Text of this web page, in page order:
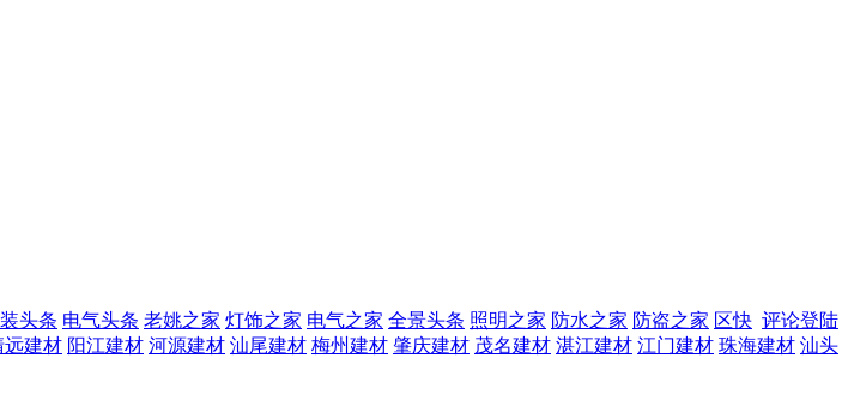
评论登陆
头条 电气头条 老姚之家 灯饰之家 电气之家 全景头条 照明之家 防水之家 防盗之家 区快
远建材 阳江建材 河源建材 汕尾建材 梅州建材 肇庆建材 茂名建材 湛江建材 江门建材 珠海建材 汕头